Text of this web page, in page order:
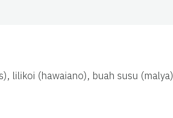
lilikoi (hawaiano), buah susu